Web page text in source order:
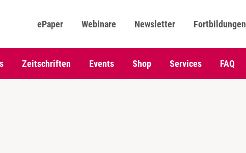
ePaper Webinare Newsletter Fortbildungen
Zeitschriften Events Shop Services FAQ